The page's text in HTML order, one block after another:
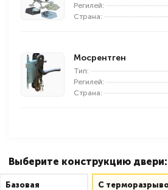
Регилей:
Страна:
Мосрентген
Тип:
Регилей:
Страна:
Выберите конструкцию двери:
Базовая C